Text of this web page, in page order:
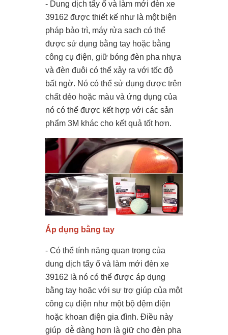
- Dung dịch tẩy ố và làm mới đèn xe
39162 được thiết kế như là một biện
pháp bảo trì, máy rửa sạch có thể
được sử dụng bằng tay hoặc bằng
công cụ điện, giữ bóng đèn pha nhựa
và đèn đuôi có thể xảy ra với tốc độ
bất ngờ. Nó có thể sử dụng được trên
chất dẻo hoặc màu và ứng dụng của
nó có thể được kết hợp với các sản
phẩm 3M khác cho kết quả tốt hơn.
Áp dụng bằng tay
- Có thể tính năng quan trọng của
dung dịch tẩy ố và làm mới đèn xe
39162 là nó có thể được áp dụng
bằng tay hoặc với sự trợ giúp của một
công cụ điện như một bộ đệm điện
hoặc khoan điện gia đình. Điều này
giúp dễ dàng hơn là giữ cho đèn pha